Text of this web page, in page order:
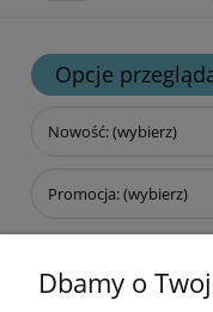
Opcje
Nowość: (wybierz)
Promocja: (wybierz)
Nie znaleziono
Dbamy o